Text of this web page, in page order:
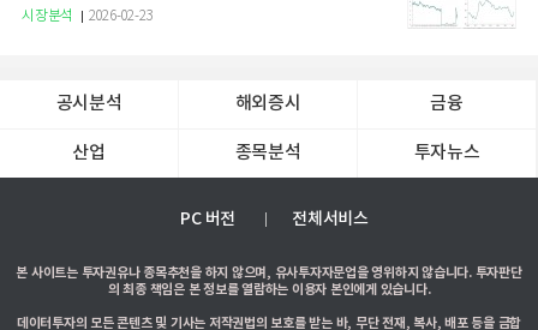
증권
시장분석 2026-02-23
공시분석 해외증시 금융
산업 종목분석 투자뉴스
PC 버전 전체서비스
본 사이트는 투자권유나 종목추천을 하지 않으며, 유사투자자문업을 영위하지 않습니다. 투자판단
의 최종 책임은 본 정보를 열람하는 이용자 본인에게 있습니다.
데이터투자의 모든 콘텐츠 및 기사는 저작권법의 보호를 받는 바, 무단 전재, 복사, 배포 등을 금합